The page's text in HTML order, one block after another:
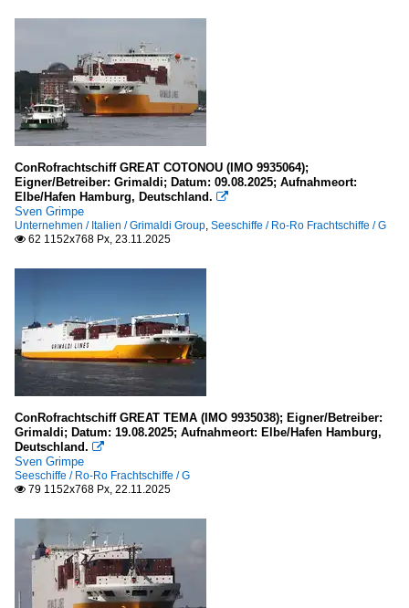
ConRofrachtschiff GREAT COTONOU (IMO 9935064);
Eigner/Betreiber: Grimaldi; Datum: 09.08.2025; Aufnahmeort:
Elbe/Hafen Hamburg, Deutschland. 
Sven Grimpe
Unternehmen / Italien / Grimaldi Group, Seeschiffe / Ro-Ro Frachtschiffe / G
 62 1152x768 Px, 23.11.2025
ConRofrachtschiff GREAT TEMA (IMO 9935038); Eigner/Betreiber:
Grimaldi; Datum: 19.08.2025; Aufnahmeort: Elbe/Hafen Hamburg,
Deutschland. 
Sven Grimpe
Seeschiffe / Ro-Ro Frachtschiffe / G
 79 1152x768 Px, 22.11.2025